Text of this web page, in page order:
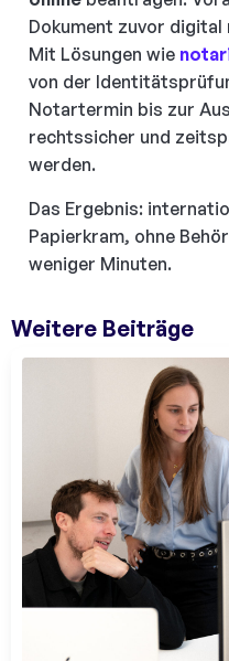
Dokument zuvor
Mit Lösungen wie
von der
Notartermin bis zur
rechtssicher und
werden.
Das Ergebnis:
Papierkram, ohne
weniger Minuten.
Weitere Beiträge